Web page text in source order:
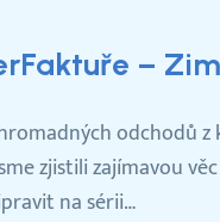
–
odchodů
zjistili zajímavou
na sérii…